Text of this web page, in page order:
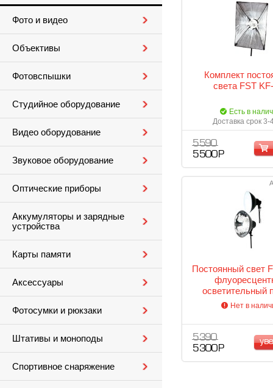
Фото и видео
Объективы
Фотовспышки
Студийное оборудование
Видео оборудование
Звуковое оборудование
Оптические приборы
Аккумуляторы и зарядные
устройства
Карты памяти
Аксессуары
Фотосумки и рюкзаки
Штативы и моноподы
Спортивное снаряжение
Комплект
света FST
Есть в
Доставка срок 3-
5 590
5 500 Р
Постоянный свет
осветительный
Нет в
5 390
5 300 Р